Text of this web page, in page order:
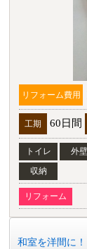
リフォーム費用
工期 60日間
トイレ 外壁
収納
リフォーム
和室を洋間に